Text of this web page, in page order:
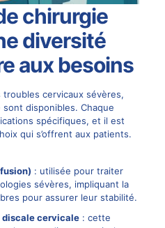
chirurgie
diversité
aux besoins
troubles cervicaux sévères,
disponibles. Chaque
spécifiques, et il est
qui s’offrent aux patients.
fusion) : utilisée pour traiter
sévères, impliquant la
pour assurer leur stabilité.
discale cervicale: cette